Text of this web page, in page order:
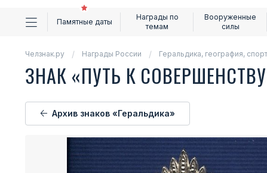
Памятные даты
Награды по
темам
Вооруженные
силы
Челзнак.ру Награды России Геральдика, география, спорт
ЗНАК «ПУТЬ К
Архив знаков «Геральдика»